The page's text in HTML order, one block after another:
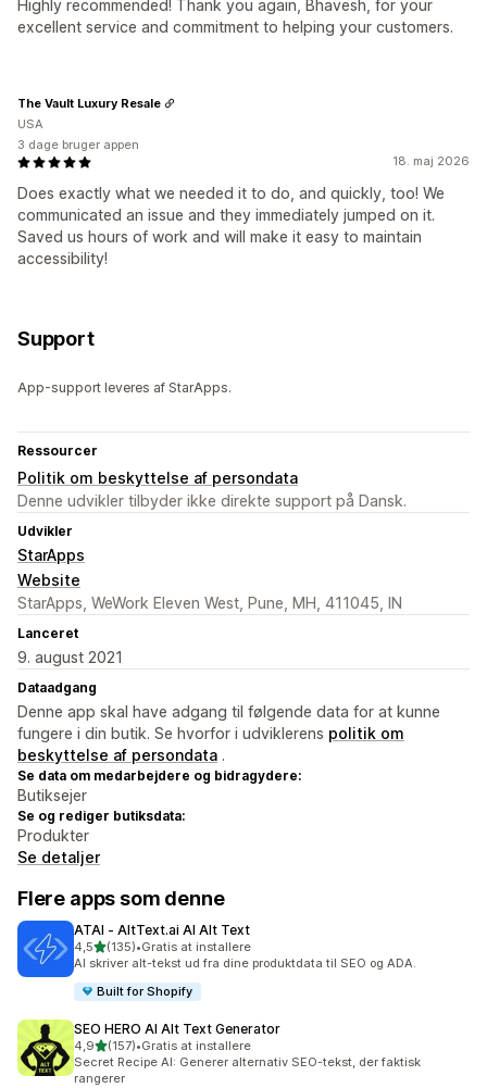
Highly recommended! Thank you again, Bhavesh, for your
excellent service and commitment to helping your customers.
18. maj 2026
Does exactly what we needed it to do, and quickly, too! We
communicated an issue and they immediately jumped on it.
Saved us hours of work and will make it easy to maintain
accessibility!
The Vault Luxury Resale
USA
3 dage bruger appen
Support
App-support leveres af StarApps.
Ressourcer
Politik om beskyttelse af persondata
Denne udvikler tilbyder ikke direkte support på Dansk.
Udvikler
StarApps
Website
StarApps, WeWork Eleven West, Pune, MH, 411045, IN
Lanceret
9. august 2021
Dataadgang
Denne app skal have adgang til følgende data for at kunne
fungere i din butik. Se hvorfor i udviklerens politik om
beskyttelse af persondata .
Se data om medarbejdere og bidragydere:
Butiksejer
Se og rediger butiksdata:
Produkter
Se detaljer
Flere apps som denne
ATAI ‑ AltText.ai AI Alt Text
4,5ud af 5 stjerner
(135)
135 anmeldelser i alt
•Gratis at installere
AI skriver alt-tekst ud fra dine produktdata til SEO og ADA.
Built for Shopify
SEO HERO AI Alt Text Generator
4,9ud af 5 stjerner
(157)
157 anmeldelser i alt
•Gratis at installere
Secret Recipe AI: Generer alternativ SEO-tekst, der faktisk
rangerer